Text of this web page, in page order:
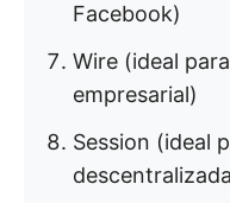
Facebook)
Wire (ideal
empresarial)
Session (ideal